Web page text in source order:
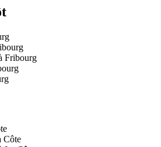
Fribourg
Côte